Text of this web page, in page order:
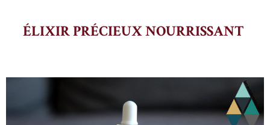
ÉLIXIR PRÉCIEUX NOURRISSANT